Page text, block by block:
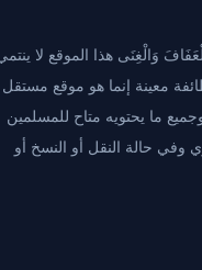
وَالْغِنَى هذا الموقع لا
معينة إنما هو موقع مستقل
ما يحتويه متاح للمسلمين
حالة النقل أو النسخ أو